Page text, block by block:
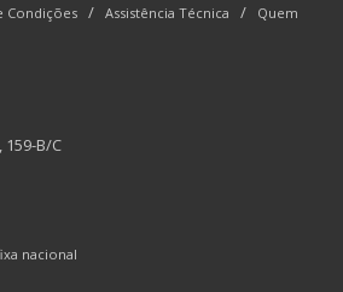
Condições / Assistência Técnica /
Quem
B/C
nacional